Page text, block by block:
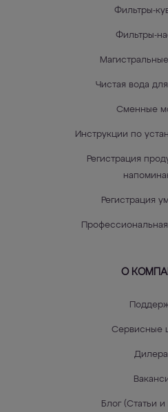
Фильтры-
Фильтры-
Чистая вода
Сменные
Инструкции по
Регистрация
Регистрация
О
Сервисные
Блог (Статьи